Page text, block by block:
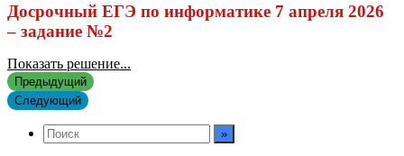
Досрочный ЕГЭ по информатике 7 апреля 2026
– задание №2
Показать решение...
Предыдущий
Следующий